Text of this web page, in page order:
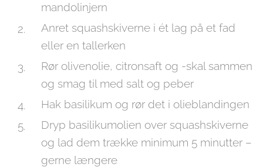
mandolinjern
Anret squashskiverne i ét lag på et fad
eller en tallerken
Rør olivenolie, citronsaft og -skal sammen
og smag til med salt og peber
Hak basilikum og rør det i olieblandingen
Dryp basilikumolien over squashskiverne
og lad dem trække minimum 5 minutter –
gerne længere